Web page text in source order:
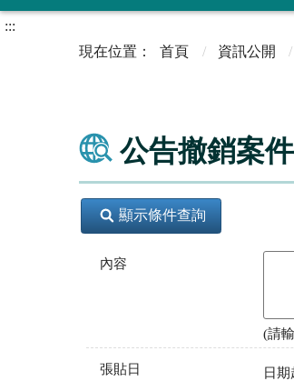
:::
首頁
資訊公開
公告撤銷案
顯示條件查詢
內容
(請
張貼日 日期